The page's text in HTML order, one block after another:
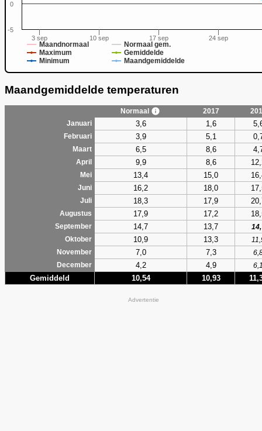
Maandnormaal
Normaal gem.
Maximum
Gemiddelde
Minimum
Maandgemiddelde
3 sep 10 sep 17 sep 24 sep
-5
0
Maandgemiddelde temperaturen
Normaal 2017
Januari
3,6 1,6
Februari 3,9 5,1
Maart 6,5 8,6
April 9,9 8,6
Mei 13,4 15,0
Juni 16,2 18,0
Juli 18,3 17,9
Augustus 17,9 17,2
September 14,7 13,7
Oktober
10,9 13,3
November
7,0 7,3
December
4,2 4,9
Gemiddeld 10,54 10,93
Advertentie